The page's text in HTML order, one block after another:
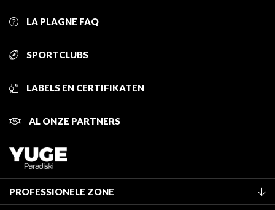
LA PLAGNE FAQ
SPORTCLUBS
LABELS EN CERTIFIKATEN
AL ONZE PARTNERS
PROFESSIONELE ZONE